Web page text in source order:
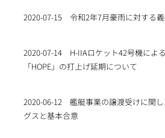
2020-07-15 令和2年7月豪雨に対する
2020-07-14
H-IIAロケット42号機によ
「HOPE」の打上げ延期について
2020-06-12
艦艇事業の譲渡受けに関
グスと基本合意